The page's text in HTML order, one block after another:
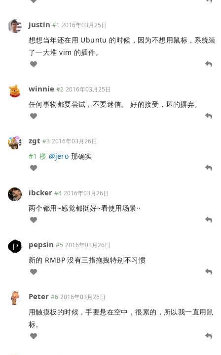
justin #1 2016年03月25日
想想当年还在用 Ubuntu 的时候，因为不想用鼠标，系统装
了一大堆 vim 的插件。
winnie #2 2016年03月25日
任何事物都要尝试，不要迷信。 好的接受，坏的摒弃。
zgt #3 2016年03月26日
#1 楼 @jero 那确实
ibcker #4 2016年03月26日
两个都用~感觉都挺好~看使用场景··
pepsin #5 2016年03月26日
新的 RMBP 没有三指拖拽特别不习惯
Peter #6 2016年03月26日
用触摸板的时候，手要悬在空中，很累的，所以我一直用鼠
标。